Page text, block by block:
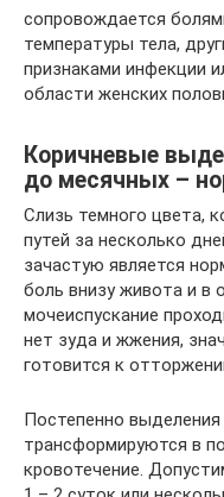
сопровождается
температуры тела,
признаками инфекции
области женских
Коричневые
до месячных –
Слизь темного цвета,
путей за несколько
зачастую является
боль внизу живота и в
мочеиспускание
нет зуда и жжения,
готовится к
Постепенно выделения
трансформируются в
кровотечение.